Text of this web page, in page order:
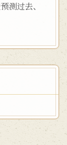
测过去、